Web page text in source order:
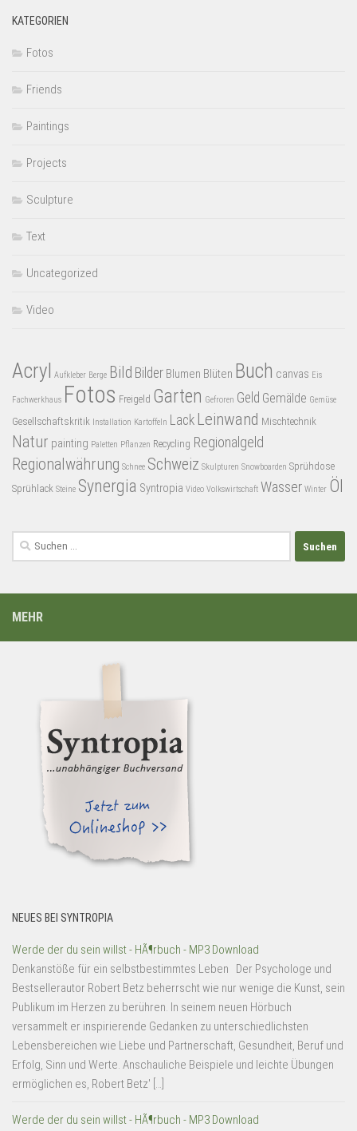
KATEGORIEN
Fotos
Friends
Paintings
Projects
Sculpture
Text
Uncategorized
Video
Acryl Aufkleber Berge Bild Bilder Blumen Blüten Buch canvas Eis
Fachwerkhaus Fotos Freigeld Garten Gefroren Geld Gemälde Gemüse
Gesellschaftskritik Installation Kartoffeln Lack Leinwand Mischtechnik
Natur painting Paletten Pflanzen Recycling Regionalgeld
Regionalwährung Schnee Schweiz Skulpturen Snowboarden Sprühdose
Sprühlack Steine Synergia Syntropia Video Volkswirtschaft Wasser Winter Öl
Suchen
nach:
MEHR
NEUES BEI SYNTROPIA
Werde der du sein willst - HÃ¶rbuch - MP3 Download
Denkanstöße für ein selbstbestimmtes Leben Der Psychologe und
Bestsellerautor Robert Betz beherrscht wie nur wenige die Kunst, sein
Publikum im Herzen zu berühren. In seinem neuen Hörbuch
versammelt er inspirierende Gedanken zu unterschiedlichsten
Lebensbereichen wie Liebe und Partnerschaft, Gesundheit, Beruf und
Erfolg, Sinn und Werte. Anschauliche Beispiele und leichte Übungen
ermöglichen es, Robert Betz' […]
Werde der du sein willst - HÃ¶rbuch - MP3 Download